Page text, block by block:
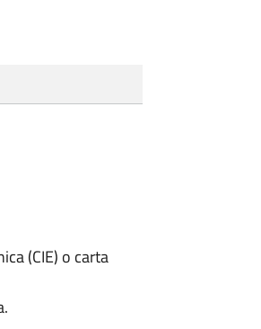
(CIE) o carta